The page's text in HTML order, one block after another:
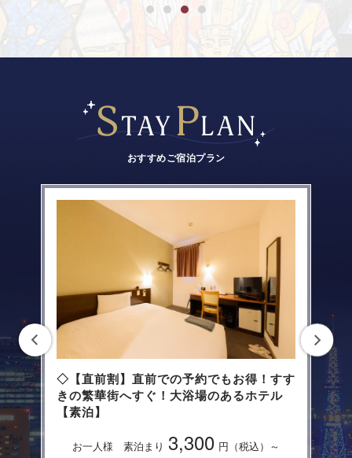
おすすめご宿泊プラン
◇【連泊ECOプラン】連泊でとってもお
得！！大浴場のある清潔自慢のホテル【素
泊】
お一人様 素泊まり 3,200 円（税込）～